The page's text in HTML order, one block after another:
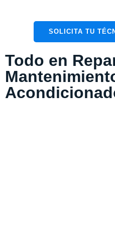
SOLICITA TU
Todo en